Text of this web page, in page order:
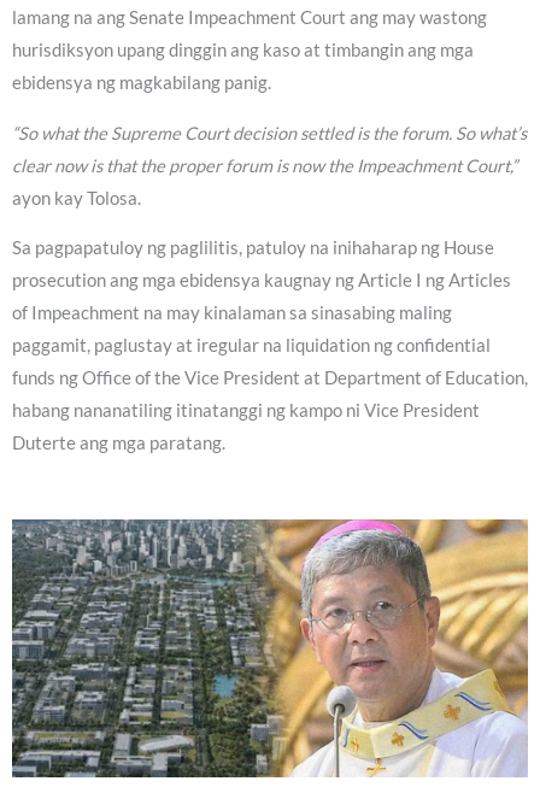
lamang na ang Senate Impeachment Court ang may wastong
hurisdiksyon upang dinggin ang kaso at timbangin ang mga
ebidensya ng magkabilang panig.
“So what the Supreme Court decision settled is the forum. So what’s
clear now is that the proper forum is now the Impeachment Court,”
ayon kay Tolosa.
Sa pagpapatuloy ng paglilitis, patuloy na inihaharap ng House
prosecution ang mga ebidensya kaugnay ng Article I ng Articles
of Impeachment na may kinalaman sa sinasabing maling
paggamit, paglustay at iregular na liquidation ng confidential
funds ng Office of the Vice President at Department of Education,
habang nananatiling itinatanggi ng kampo ni Vice President
Duterte ang mga paratang.